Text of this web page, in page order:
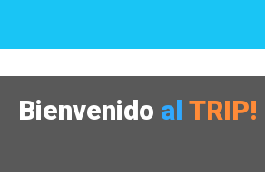
Bienvenido al TRIP!